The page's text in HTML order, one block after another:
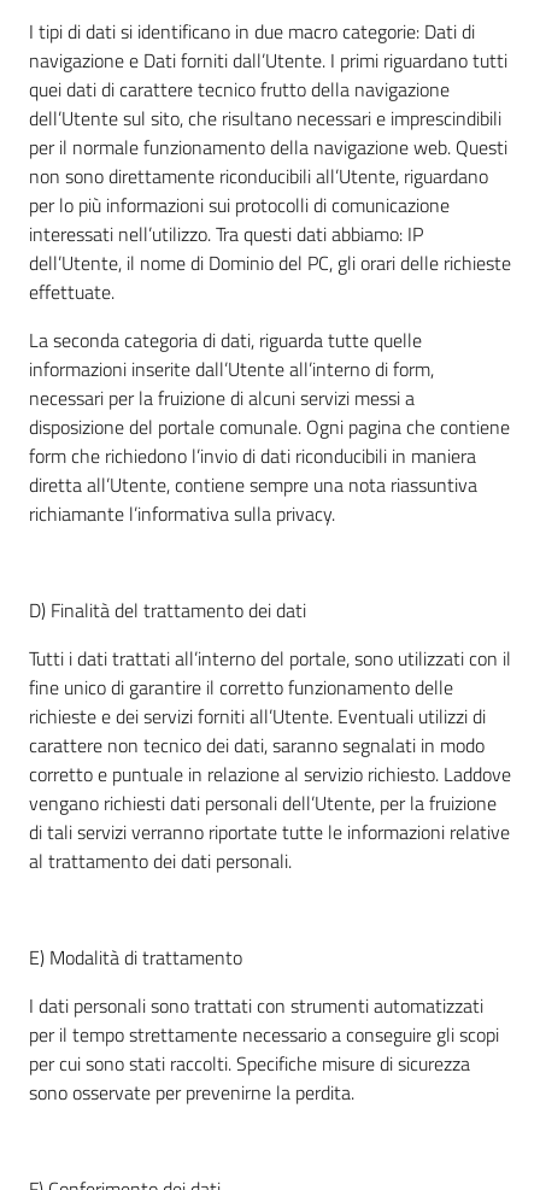
I tipi di dati si identificano in due macro categorie: Dati di
navigazione e Dati forniti dall’Utente. I primi riguardano tutti
quei dati di carattere tecnico frutto della navigazione
dell’Utente sul sito, che risultano necessari e imprescindibili
per il normale funzionamento della navigazione web. Questi
non sono direttamente riconducibili all’Utente, riguardano
per lo più informazioni sui protocolli di comunicazione
interessati nell’utilizzo. Tra questi dati abbiamo: IP
dell’Utente, il nome di Dominio del PC, gli orari delle richieste
effettuate.
La seconda categoria di dati, riguarda tutte quelle
informazioni inserite dall’Utente all’interno di form,
necessari per la fruizione di alcuni servizi messi a
disposizione del portale comunale. Ogni pagina che contiene
form che richiedono l’invio di dati riconducibili in maniera
diretta all’Utente, contiene sempre una nota riassuntiva
richiamante l’informativa sulla privacy.
D) Finalità del trattamento dei dati
Tutti i dati trattati all’interno del portale, sono utilizzati con il
fine unico di garantire il corretto funzionamento delle
richieste e dei servizi forniti all’Utente. Eventuali utilizzi di
carattere non tecnico dei dati, saranno segnalati in modo
corretto e puntuale in relazione al servizio richiesto. Laddove
vengano richiesti dati personali dell’Utente, per la fruizione
di tali servizi verranno riportate tutte le informazioni relative
al trattamento dei dati personali.
E) Modalità di trattamento
I dati personali sono trattati con strumenti automatizzati
per il tempo strettamente necessario a conseguire gli scopi
per cui sono stati raccolti. Specifiche misure di sicurezza
sono osservate per prevenirne la perdita.